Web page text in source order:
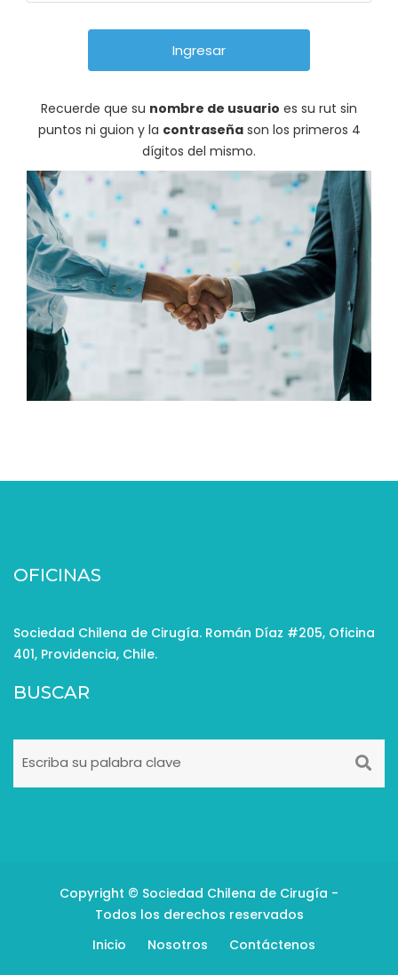
Recuerde que su nombre de usuario es su rut sin
puntos ni guion y la contraseñason los primeros 4
dígitos del mismo.
OFICINAS
Sociedad Chilena de Cirugía. Román Díaz #205, Oficina
401, Providencia, Chile.
BUSCAR
Copyright © Sociedad Chilena de Cirugía -
Todos los derechos reservados
Inicio
Nosotros Contáctenos